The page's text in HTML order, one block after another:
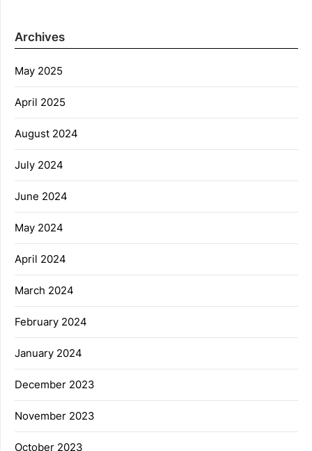
Archives
May 2025
April 2025
August 2024
July 2024
June 2024
May 2024
April 2024
March 2024
February 2024
January 2024
December 2023
November 2023
October 2023